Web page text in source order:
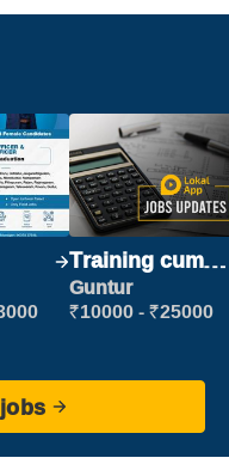
Training cum
Placement
Guntur
₹10000 - ₹25000